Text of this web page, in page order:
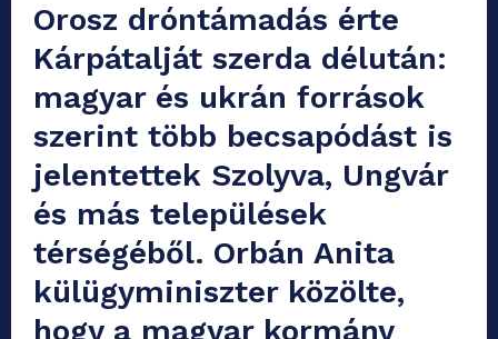
Orosz dróntámadás érte
Kárpátalját szerda délután:
magyar és ukrán források
szerint több becsapódást is
jelentettek Szolyva, Ungvár
és más települések
térségéből. Orbán Anita
külügyminiszter közölte,
hogy a magyar kormány